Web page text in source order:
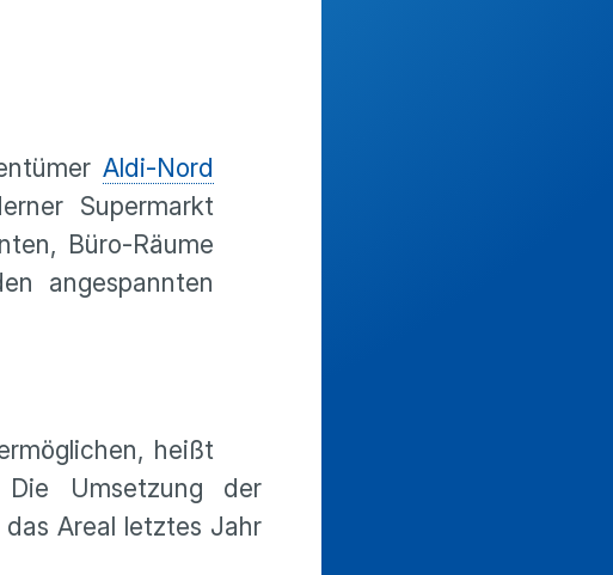
Aldi-Nord
Supermarkt
Büro-Räume
angespannten
heißt
Umsetzung der
Areal letztes Jahr